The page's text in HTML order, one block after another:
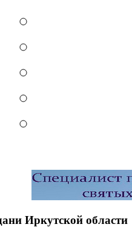
Иркутской области